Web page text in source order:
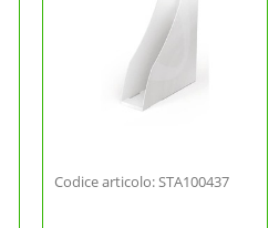
Codice articolo: STA100437